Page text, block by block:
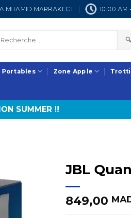
MHAMID MARRAKECH 10:00 AM
🔍
Portables Zone Apple
SUMMER !!
JBL
849,00